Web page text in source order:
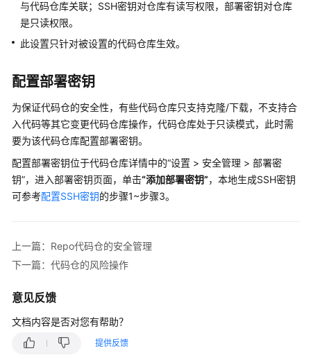
产
介
费
说
明
速
入
用
户
南
代
码
与代码仓库关联；SSH密钥对仓库有读写权限，部署密钥对仓库
是只读权限。
此设置只针对被设置的代码仓库生效。
配置部署密钥
为保证代码仓的安全性，有些代码仓库只支持克隆/下载，不支持合
入代码等其它变更代码仓库操作，代码仓库处于只读模式，此时需
要为该代码仓库配置部署密钥。
配置部署密钥位于代码仓库详情中的“设置 > 安全管理 > 部署密
钥”，进入部署密钥页面，单击“添加部署密钥”，本地生成SSH密钥
可参考配置SSH密钥的步骤1~步骤3。
上一篇：Repo代码仓的安全管理
下一篇：代码仓的风险操作
意见反馈
文档内容是否对您有帮助？
提供反馈